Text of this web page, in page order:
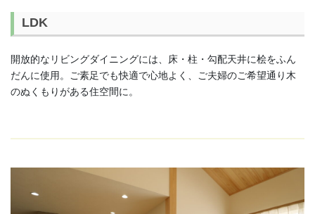
LDK
開放的なリビングダイニングには、床・柱・勾配天井に桧をふん
だんに使用。ご素足でも快適で心地よく、ご夫婦のご希望通り木
のぬくもりがある住空間に。